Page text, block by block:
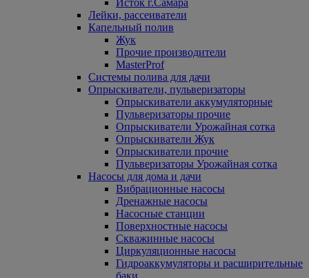
Исток г.Самара
Лейки, рассеиватели
Капельный полив
Жук
Прочие производители
MasterProf
Системы полива для дачи
Опрыскиватели, пульверизаторы
Опрыскиватели аккумуляторные
Пульверизаторы прочие
Опрыскиватели Урожайная сотка
Опрыскиватели Жук
Опрыскиватели прочие
Пульверизаторы Урожайная сотка
Насосы для дома и дачи
Вибрационные насосы
Дренажные насосы
Насосные станции
Поверхностные насосы
Скважинные насосы
Циркуляционные насосы
Гидроаккумуляторы и расширительные
баки